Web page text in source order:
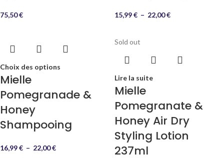
75,50€ 15,99€ – 22,00€
Choix des options
Mielle
Pomegranade &
Honey
Shampooing
16,99€ – 22,00€
Sold out
Lire la suite
Mielle
Pomegranate &
Honey Air Dry
Styling Lotion
237ml